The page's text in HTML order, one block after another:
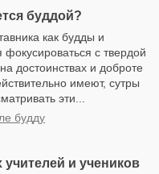
буддой?
как будды и
с твердой
достоинствах и доброте
имеют, сутры
эти...
будду
и учеников